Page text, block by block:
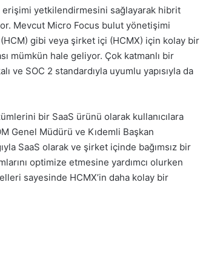
yetkilendirmesini sağlayarak hibrit
Mevcut Micro Focus bulut yönetişimi
gibi veya şirket içi (HCMX) için kolay bir
mümkün hale geliyor. Çok katmanlı bir
ve SOC 2 standardıyla uyumlu yapısıyla da
bir SaaS ürünü olarak kullanıcılara
Genel Müdürü ve Kıdemli Başkan
SaaS olarak ve şirket içinde bağımsız bir
optimize etmesine yardımcı olurken
sayesinde HCMX’in daha kolay bir